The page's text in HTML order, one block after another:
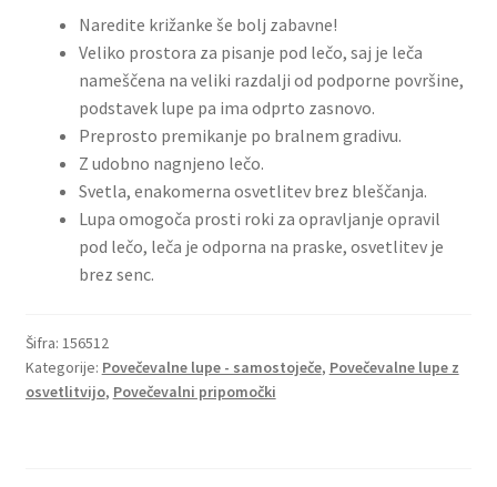
Naredite križanke še bolj zabavne!
Veliko prostora za pisanje pod lečo, saj je leča
nameščena na veliki razdalji od podporne površine,
podstavek lupe pa ima odprto zasnovo.
Preprosto premikanje po bralnem gradivu.
Z udobno nagnjeno lečo.
Svetla, enakomerna osvetlitev brez bleščanja.
Lupa omogoča prosti roki za opravljanje opravil
pod lečo, leča je odporna na praske, osvetlitev je
brez senc.
Šifra: 156512
Kategorije: Povečevalne lupe - samostoječe, Povečevalne lupe z
osvetlitvijo, Povečevalni pripomočki